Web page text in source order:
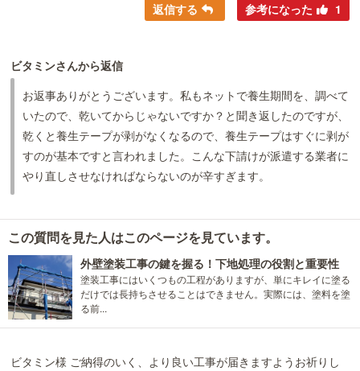
返信する 参考になった 1
ビタミンさんから返信
お返事ありがとうございます。私もネットで養生期間を、調べて
いたので、乾いてからじゃないですか？と聞き返したのですが、
乾くと養生テープが剥がなくなるので、養生テープはすぐに剥が
すのが基本ですと言われました。こんな下請けが派遣する業者に
やり直しさせなければならないのが辛すぎます。
この質問を見た人はこのページを見ています。
外壁塗装工事の鍵を握る！下地処理の役割と重要性
塗装工事にはいくつもの工程がありますが、単にキレイに塗る
だけでは長持ちさせることはできません。実際には、塗料を塗
る前...
ビタミン様 ご納得のいく、より良い工事が届きますようお祈りし